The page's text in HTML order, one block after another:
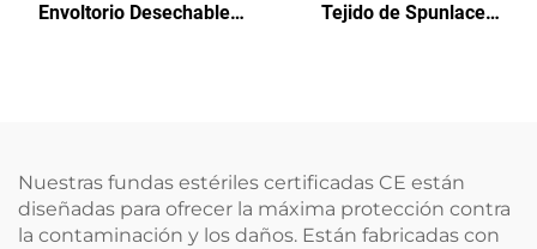
Envoltorio Desechable
Tejido de Spunlace
Nuestras fundas estériles certificadas CE están
diseñadas para ofrecer la máxima protección contra
la contaminación y los daños. Están fabricadas con